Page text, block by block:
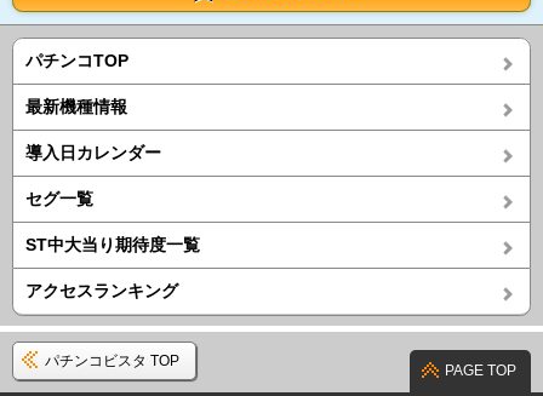
パチンコTOP
最新機種情報
導入日カレンダー
セグ一覧
ST中大当り期待度一覧
アクセスランキング
パチンコビスタ TOP
PAGE TOP